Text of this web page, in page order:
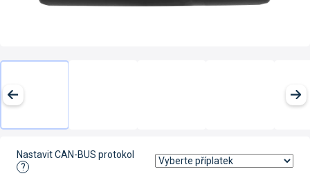
Nastavit CAN-BUS protokol
?